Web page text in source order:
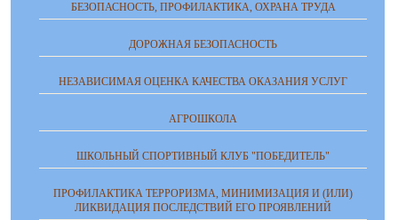
БЕЗОПАСНОСТЬ, ПРОФИЛАКТИКА, ОХРАНА ТРУДА
ДОРОЖНАЯ БЕЗОПАСНОСТЬ
НЕЗАВИСИМАЯ ОЦЕНКА КАЧЕСТВА ОКАЗАНИЯ УСЛУГ
АГРОШКОЛА
ШКОЛЬНЫЙ СПОРТИВНЫЙ КЛУБ "ПОБЕДИТЕЛЬ"
ПРОФИЛАКТИКА ТЕРРОРИЗМА, МИНИМИЗАЦИЯ И (ИЛИ)
ЛИКВИДАЦИЯ ПОСЛЕДСТВИЙ ЕГО ПРОЯВЛЕНИЙ